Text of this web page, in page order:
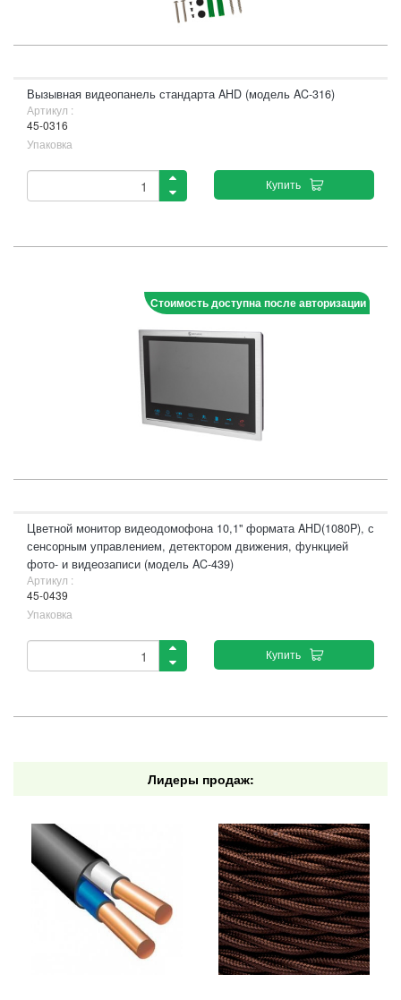
Вызывная видеопанель стандарта AHD (модель AC-316)
Артикул :
45-0316
Упаковка
Купить
Стоимость доступна после авторизации
Цветной монитор видеодомофона 10,1" формата AHD(1080P), с
сенсорным управлением, детектором движения, функцией
фото- и видеозаписи (модель AC-439)
Артикул :
45-0439
Упаковка
Купить
Лидеры продаж: